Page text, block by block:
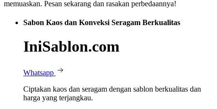
memuaskan. Pesan sekarang dan rasakan perbedaannya!
Sabon Kaos dan Konveksi Seragam Berkualitas
IniSablon.com
Whatsapp
Ciptakan kaos dan seragam dengan sablon berkualitas dan
harga yang terjangkau.